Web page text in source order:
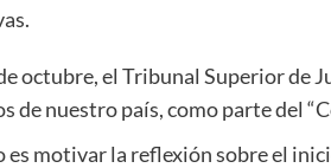
octubre, el Tribunal Superior de
de nuestro país, como parte del
es motivar la reflexión sobre el